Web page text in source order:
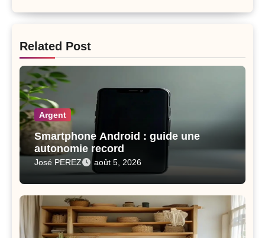
Related Post
Argent
Smartphone Android : guide une
autonomie record
José PEREZ août 5, 2026